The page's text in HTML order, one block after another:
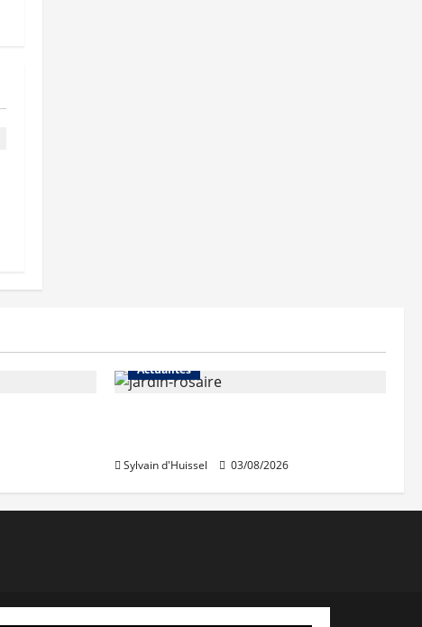
Actualités
Sylvain d'Huissel 03/08/2026